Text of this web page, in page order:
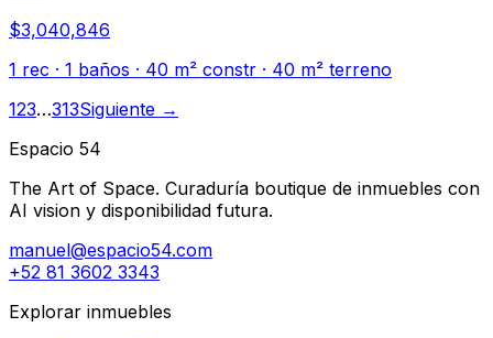
$3,040,846
1 rec · 1 baños · 40 m² constr · 40 m² terreno
123…313Siguiente →
Espacio 54
The Art of Space. Curaduría boutique de inmuebles con
AI vision y disponibilidad futura.
manuel@espacio54.com
+52 81 3602 3343
Explorar inmuebles